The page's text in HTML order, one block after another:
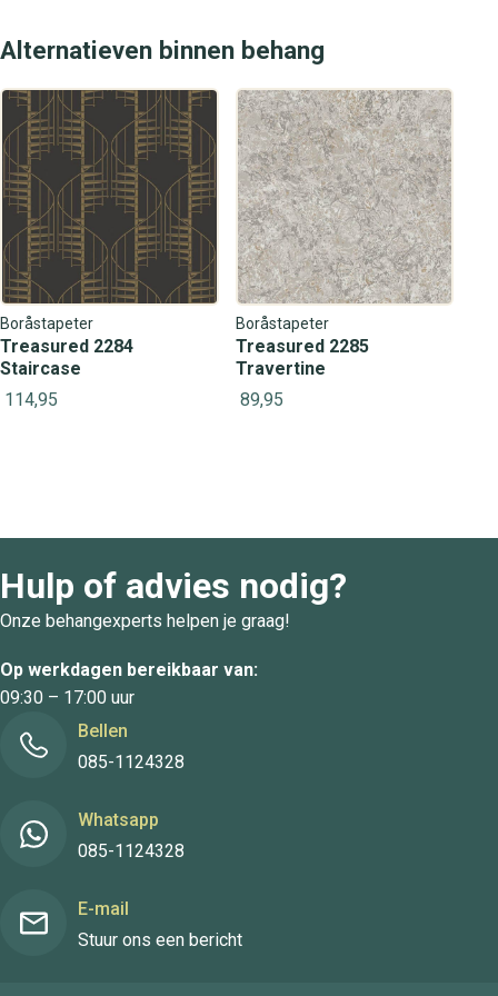
Alternatieven binnen behang
Boråstapeter
Treasured 2284
Staircase
114,95
Boråstapeter
Treasured 2285
Travertine
89,95
Hulp of advies nodig?
Onze behangexperts helpen je graag!
Op werkdagen bereikbaar van:
09:30 – 17:00 uur
Bellen
085-1124328
Whatsapp
085-1124328
E-mail
Stuur ons een bericht